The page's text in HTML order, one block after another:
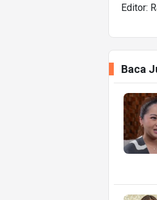
Editor:
Baca